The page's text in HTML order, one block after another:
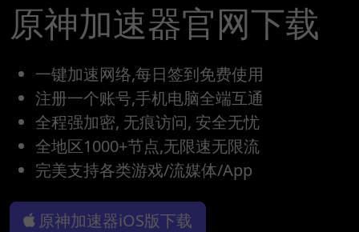
原神加速器官网下载
一键加速网络,每日签到免费使用
注册一个账号,手机电脑全端互通
全程强加密, 无痕访问, 安全无忧
全地区1000+节点,无限速无限流
完美支持各类游戏/流媒体/App
原神加速器iOS版下载